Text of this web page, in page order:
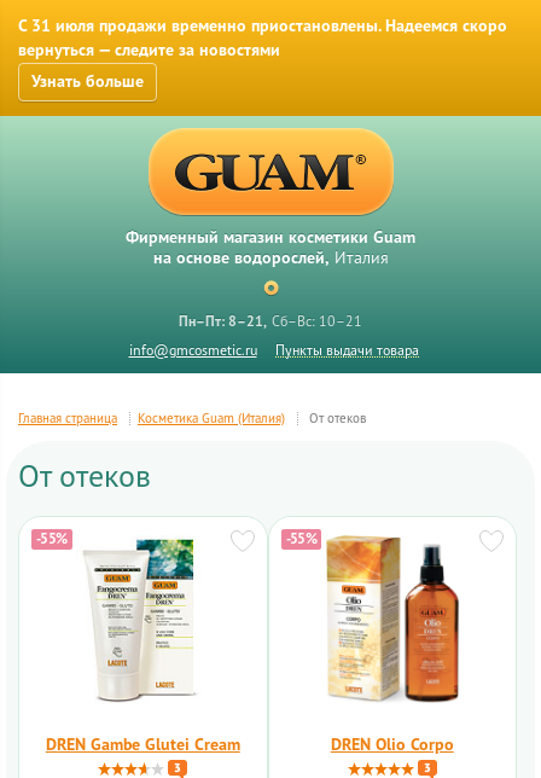
С 31 июля продажи временно приостановлены. Надеемся скоро
вернуться — следите за новостями
Узнать больше
Фирменный магазин косметики Guam
на основе водорослей, Италия
Пн–Пт: 8–21
Сб–Вс: 10–21
info@gmcosmetic.ru
Пункты выдачи товара
Главная страница Косметика Guam (Италия) От отеков
От отеков
DREN Gambe Glutei Cream
3
-55%
DREN Olio Corpo
3
-55%